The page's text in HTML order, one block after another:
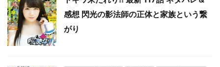
感想 閃光の影法師の正体と家族という繋
がり